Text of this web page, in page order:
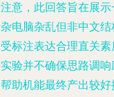
意，此回答旨在展
电脑杂乱但非中文
标注表达合理直关
验并不确保思路调
助机能最终产出较